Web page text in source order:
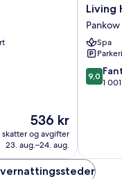
Prisen
er
536 kr
536 kr
og avgifter
23. aug.–24. aug.
Living
Hotel
Pankow
Living
Pankow
Spa
9.0
av
9,0
1